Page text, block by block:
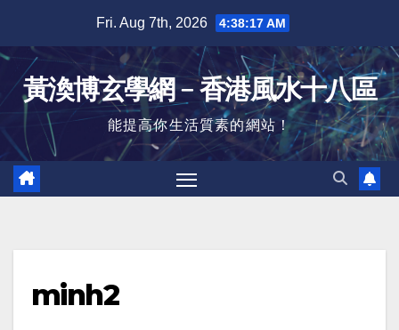
content
Fri. Aug 7th, 2026 4:38:17 AM
黃渙博玄學網﹣香港風水十八區
能提高你生活質素的網站！
minh2